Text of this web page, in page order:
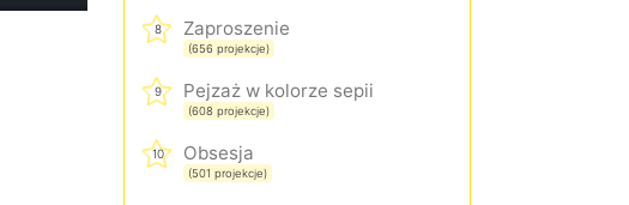
8 Zaproszenie
(656 projekcje)
9 Pejzaż w kolorze sepii
(608 projekcje)
10 Obsesja
(501 projekcje)